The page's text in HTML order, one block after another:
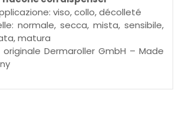
viso, collo, décolleté
normale, secca, mista, sensibile,
matura
Dermaroller GmbH – Made